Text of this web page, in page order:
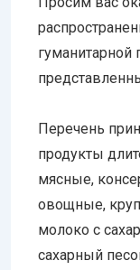
гуманитарной
Перечень
продукты
мясные,
овощные,
молоко с
сахарный